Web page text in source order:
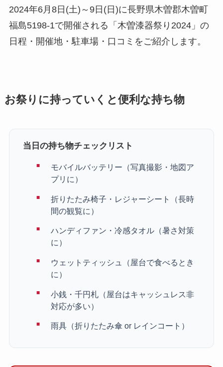
2024年6月8日(土)～9日(日)に長野県木曽郡木曽町
福島5198-1で開催される「木曽漆器祭り2024」の
日程・開催地・駐車場・口コミをご紹介します。
お祭りに持っていくと便利な持ち物
当日の持ち物チェックリスト
モバイルバッテリー（写真撮影・地図ア
プリに）
折りたたみ椅子・レジャーシート（長時
間の観覧に）
ハンディファン・冷感タオル（暑さ対策
に）
ウェットティッシュ（屋台で食べるとき
に）
小銭・千円札（屋台はキャッシュレス非
対応が多い）
雨具（折りたたみ傘 or レインコート）